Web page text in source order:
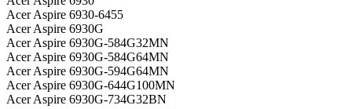
Acer Aspire 6930-6455
Acer Aspire 6930G
Acer Aspire 6930G-584G32MN
Acer Aspire 6930G-584G64MN
Acer Aspire 6930G-594G64MN
Acer Aspire 6930G-644G100MN
Acer Aspire 6930G-734G32BN